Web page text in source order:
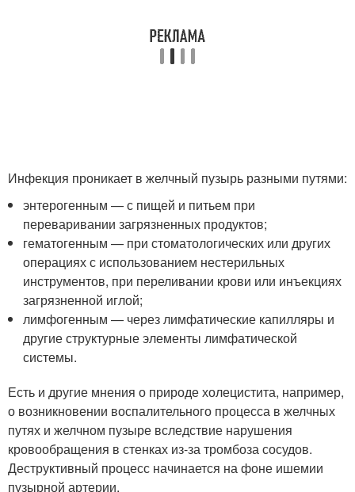
Инфекция проникает в желчный пузырь разными путями:
энтерогенным — с пищей и питьем при
переваривании загрязненных продуктов;
гематогенным — при стоматологических или других
операциях с использованием нестерильных
инструментов, при переливании крови или инъекциях
загрязненной иглой;
лимфогенным — через лимфатические капилляры и
другие структурные элементы лимфатической
системы.
Есть и другие мнения о природе холецистита, например,
о возникновении воспалительного процесса в желчных
путях и желчном пузыре вследствие нарушения
кровообращения в стенках из-за тромбоза сосудов.
Деструктивный процесс начинается на фоне ишемии
пузырной артерии.